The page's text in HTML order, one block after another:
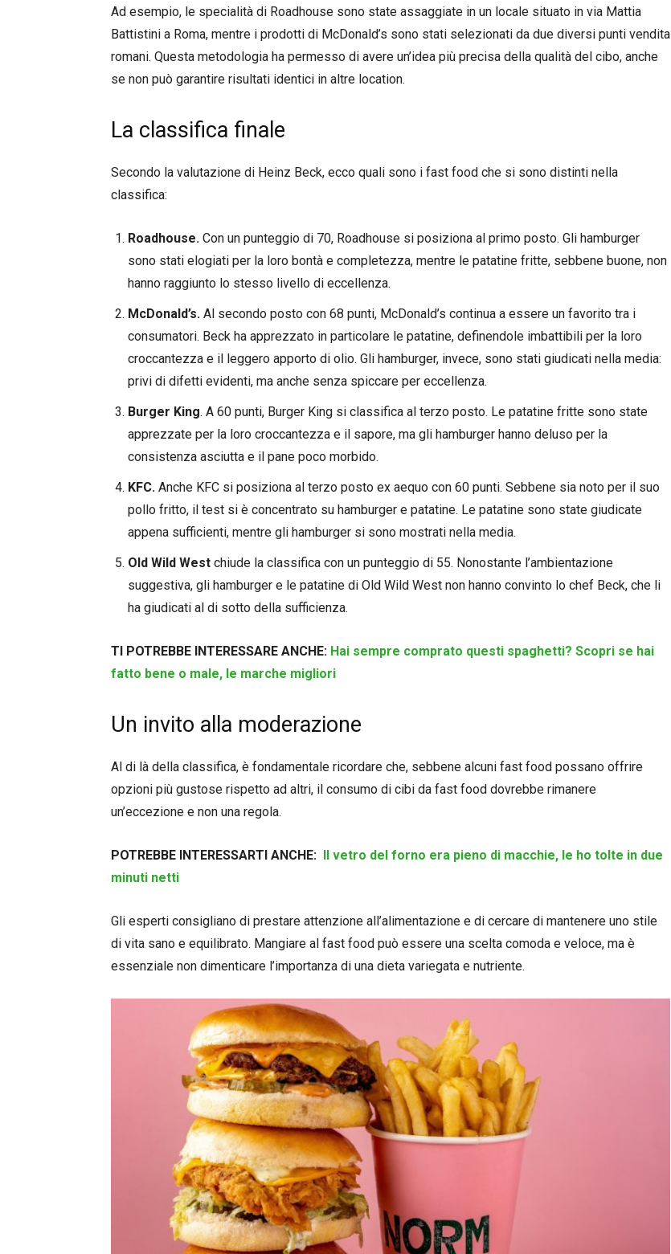
Ad esempio, le specialità di Roadhouse sono state assaggiate in un locale situato in via Mattia
Battistini a Roma, mentre i prodotti di McDonald’s sono stati selezionati da due diversi punti vendita
romani. Questa metodologia ha permesso di avere un’idea più precisa della qualità del cibo, anche
se non può garantire risultati identici in altre location.
La classifica finale
Secondo la valutazione di Heinz Beck, ecco quali sono i fast food che si sono distinti nella
classifica:
Roadhouse. Con un punteggio di 70, Roadhouse si posiziona al primo posto. Gli hamburger
sono stati elogiati per la loro bontà e completezza, mentre le patatine fritte, sebbene buone, non
hanno raggiunto lo stesso livello di eccellenza.
McDonald’s. Al secondo posto con 68 punti, McDonald’s continua a essere un favorito tra i
consumatori. Beck ha apprezzato in particolare le patatine, definendole imbattibili per la loro
croccantezza e il leggero apporto di olio. Gli hamburger, invece, sono stati giudicati nella media:
privi di difetti evidenti, ma anche senza spiccare per eccellenza.
Burger King. A 60 punti, Burger King si classifica al terzo posto. Le patatine fritte sono state
apprezzate per la loro croccantezza e il sapore, ma gli hamburger hanno deluso per la
consistenza asciutta e il pane poco morbido.
KFC. Anche KFC si posiziona al terzo posto ex aequo con 60 punti. Sebbene sia noto per il suo
pollo fritto, il test si è concentrato su hamburger e patatine. Le patatine sono state giudicate
appena sufficienti, mentre gli hamburger si sono mostrati nella media.
Old Wild West chiude la classifica con un punteggio di 55. Nonostante l’ambientazione
suggestiva, gli hamburger e le patatine di Old Wild West non hanno convinto lo chef Beck, che li
ha giudicati al di sotto della sufficienza.
TI POTREBBE INTERESSARE ANCHE: Hai sempre comprato questi spaghetti? Scopri se hai
fatto bene o male, le marche migliori
Un invito alla moderazione
Al di là della classifica, è fondamentale ricordare che, sebbene alcuni fast food possano offrire
opzioni più gustose rispetto ad altri, il consumo di cibi da fast food dovrebbe rimanere
un’eccezione e non una regola.
POTREBBE INTERESSARTI ANCHE: Il vetro del forno era pieno di macchie, le ho tolte in due
minuti netti
Gli esperti consigliano di prestare attenzione all’alimentazione e di cercare di mantenere uno stile
di vita sano e equilibrato. Mangiare al fast food può essere una scelta comoda e veloce, ma è
essenziale non dimenticare l’importanza di una dieta variegata e nutriente.